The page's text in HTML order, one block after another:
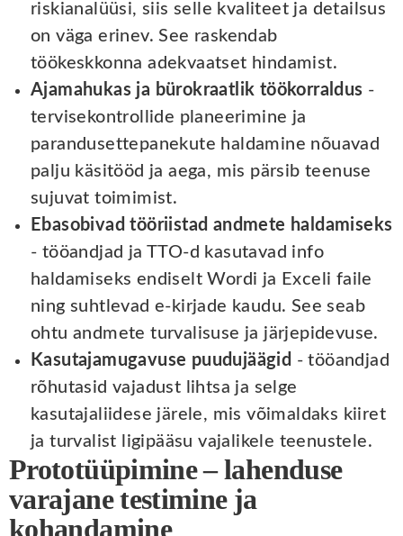
riskianalüüsi, siis selle kvaliteet ja detailsus
on väga erinev. See raskendab
töökeskkonna adekvaatset hindamist.
Ajamahukas ja bürokraatlik töökorraldus -
tervisekontrollide planeerimine ja
parandusettepanekute haldamine nõuavad
palju käsitööd ja aega, mis pärsib teenuse
sujuvat toimimist.
Ebasobivad tööriistad andmete haldamiseks
- tööandjad ja TTO-d kasutavad info
haldamiseks endiselt Wordi ja Exceli faile
ning suhtlevad e-kirjade kaudu. See seab
ohtu andmete turvalisuse ja järjepidevuse.
Kasutajamugavuse puudujäägid - tööandjad
rõhutasid vajadust lihtsa ja selge
kasutajaliidese järele, mis võimaldaks kiiret
ja turvalist ligipääsu vajalikele teenustele.
Prototüüpimine – lahenduse
varajane testimine ja
kohandamine